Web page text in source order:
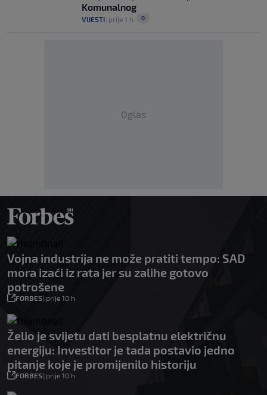
Komunalnog
VIJESTI prije 1 h 0
Oglas
Vojna industrija ne može pratiti tempo: SAD
mora izaći iz rata jer su zalihe gotovo
potrošene
FORBES| prije 10 h
Želio je svijetu dati besplatnu električnu
energiju: Investitor je tada postavio jedno
pitanje koje je promijenilo historiju
FORBES| prije 10 h